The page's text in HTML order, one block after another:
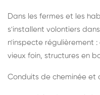
Dans les fermes et les
s'installent volontiers
n'inspecte régulièrement
vieux foin, structures en
Conduits de cheminée et